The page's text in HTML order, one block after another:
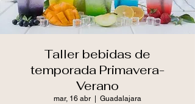
Taller bebidas de
temporada Primavera-
Verano
mar, 16 abr Guadalajara